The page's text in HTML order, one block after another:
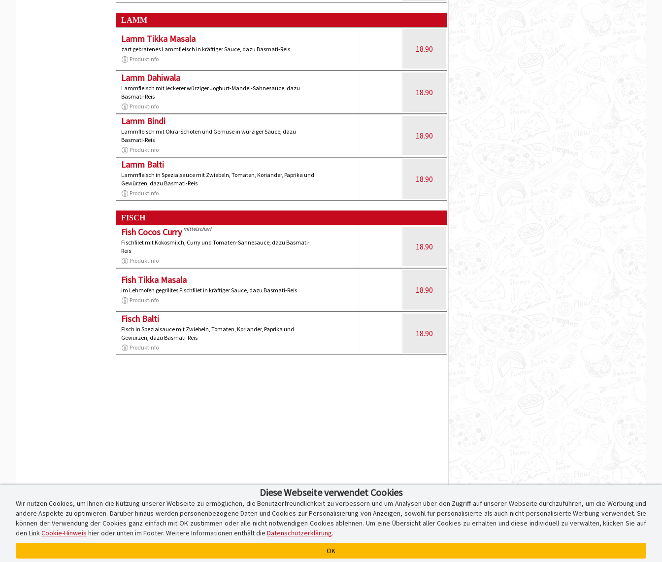
LAMM
Lamm Tikka Masala
zart gebratenes Lammfleisch in kräftiger Sauce, dazu Basmati-Reis
Produktinfo
18.90
Lamm Dahiwala
Lammfleisch mit leckerer würziger Joghurt-Mandel-Sahnesauce, dazu
Basmati-Reis
Produktinfo
18.90
Lamm Bindi
Lammfleisch mit Okra-Schoten und Gemüse in würziger Sauce, dazu
Basmati-Reis
Produktinfo
18.90
Lamm Balti
Lammfleisch in Spezialsauce mit Zwiebeln, Tomaten, Koriander, Paprika und
Gewürzen, dazu Basmati-Reis
Produktinfo
18.90
FISCH
Fish Cocos Curry mittelscharf
Fischfilet mit Kokosmilch, Curry und Tomaten-Sahnesauce, dazu Basmati-
Reis
Produktinfo
18.90
Fish Tikka Masala
im Lehmofen gegrilltes Fischfilet in kräftiger Sauce, dazu Basmati-Reis
Produktinfo
18.90
Fisch Balti
Fisch in Spezialsauce mit Zwiebeln, Tomaten, Koriander, Paprika und
Gewürzen, dazu Basmati-Reis
Produktinfo
18.90
Diese Webseite verwendet Cookies
Wir nutzen Cookies, um Ihnen die Nutzung unserer Webseite zu ermöglichen, die Benutzerfreundlichkeit zu verbessern und um Analysen über den Zugriff auf unserer Webseite durchzuführen, um die Werbung und
andere Aspekte zu optimieren. Darüber hinaus werden personenbezogene Daten und Cookies zur Personalisierung von Anzeigen, sowohl für personalisierte als auch nicht-personalisierte Werbung verwendet. Sie
können der Verwendung der Cookies ganz einfach mit OK zustimmen oder alle nicht notwendigen Cookies ablehnen. Um eine Übersicht aller Cookies zu erhalten und diese individuell zu verwalten, klicken Sie auf
den LinkCookie-Hinweis hier oder unten im Footer. Weitere Informationen enthält die Datenschutzerklärung.
OK